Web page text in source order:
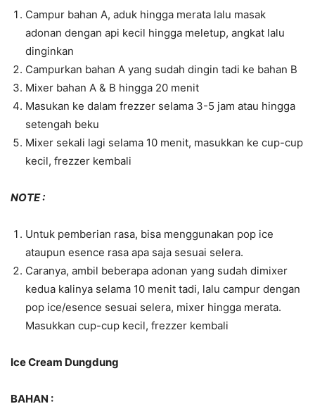
Campur bahan A, aduk hingga merata lalu masak
adonan dengan api kecil hingga meletup, angkat lalu
dinginkan
Campurkan bahan A yang sudah dingin tadi ke bahan B
Mixer bahan A & B hingga 20 menit
Masukan ke dalam frezzer selama 3-5 jam atau hingga
setengah beku
Mixer sekali lagi selama 10 menit, masukkan ke cup-cup
kecil, frezzer kembali
NOTE :
Untuk pemberian rasa, bisa menggunakan pop ice
ataupun esence rasa apa saja sesuai selera.
Caranya, ambil beberapa adonan yang sudah dimixer
kedua kalinya selama 10 menit tadi, lalu campur dengan
pop ice/esence sesuai selera, mixer hingga merata.
Masukkan cup-cup kecil, frezzer kembali
Ice Cream Dungdung
BAHAN :